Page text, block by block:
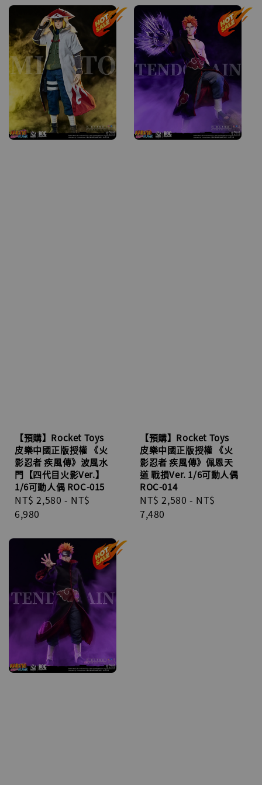
【預購】Rocket Toys
皮樂中國正版授權 《火
影忍者 疾風傳》波風水
門【四代目火影Ver.】
1/6可動人偶 ROC-015
Regular
price
NT$ 2,580 - NT$
6,980
【預購】Rocket Toys
皮樂中國正版授權 《火
影忍者 疾風傳》佩恩天
道 戰損Ver. 1/6可動人偶
ROC-014
Regular
price
NT$ 2,580 - NT$
7,480